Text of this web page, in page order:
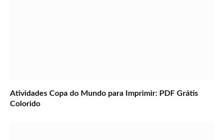
Atividades Copa do Mundo para Imprimir: PDF Grátis
Colorido